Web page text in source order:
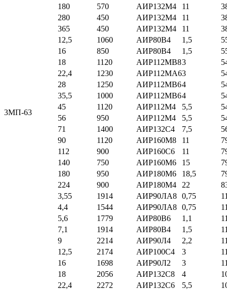
180 570 АИР132М4 11
280
450 АИР132М4 11
365
450 АИР132М4 11
3МП-63
12,5 1060 АИР80В4 1,5
16
850 АИР80В4 1,5
18
1120 АИР112МВ83
22,4
1230 АИР112МА63
28
1250 АИР112МВ64
35,5
1000 АИР112МВ64
45
1120 АИР112М4 5,5
56
950 АИР112М4 5,5
71
1400 АИР132С4 7,5
90
1120 АИР160М8 11
112
900 АИР160С6 11
140
750 АИР160М6 15
180
950 АИР180М6 18,5
224
900 АИР180М4 22
3,55 1914 АИР90ЛА8 0,75
4,4
1544 АИР90ЛА8 0,75
5,6
1779 АИР80В6 1,1
7,1
1914 АИР80В4 1,5
9
2214 АИР90Л4 2,2
12,5
2174 АИР100С4 3
16
1698 АИР90Л2 3
18
2056 АИР132С8 4
22,4
2272 АИР132С6 5,5